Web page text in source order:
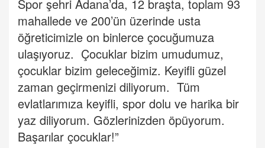
Spor şehri Adana’da, 12 braşta, toplam 93
mahallede ve 200’ün üzerinde usta
öğreticimizle on binlerce çocuğumuza
ulaşıyoruz. Çocuklar bizim umudumuz,
çocuklar bizim geleceğimiz. Keyifli güzel
zaman geçirmenizi diliyorum. Tüm
evlatlarımıza keyifli, spor dolu ve harika bir
yaz diliyorum. Gözlerinizden öpüyorum.
Başarılar çocuklar!”